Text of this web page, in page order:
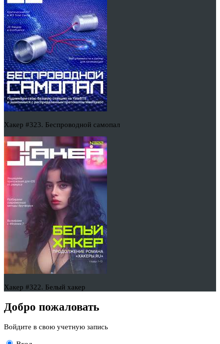
Хакер #323. Беспроводной самопал
Хакер #322. Белый хакер
Добро пожаловать
Войдите в свою учетную запись